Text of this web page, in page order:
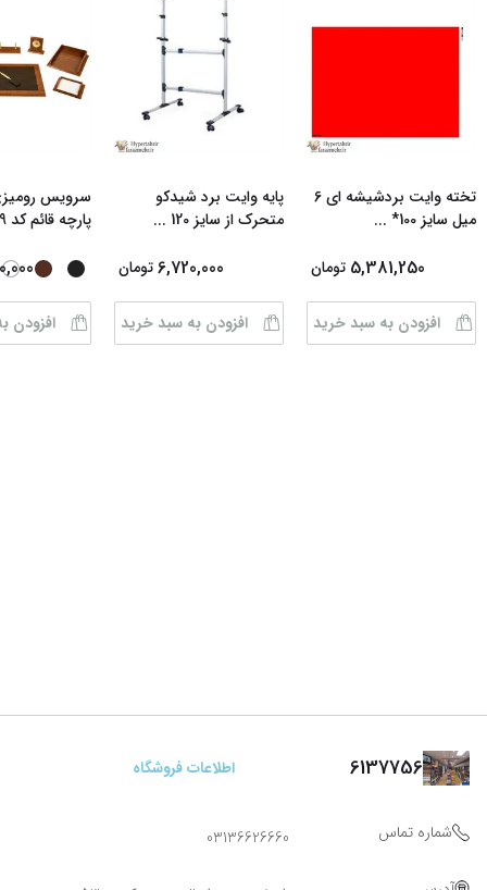
تخته وایت بردشیشه ای 6
میل سایز 100*
...
5,381,250 تومان
افزودن به سبد خرید
پایه وایت برد شیدکو
متحرک از سایز 120
...
6,720,000 تومان
افزودن به سبد خرید
پارچه قائم کد 509
افزودن
6137756 اطلاعات فروشگاه
شماره تماس 03136626660